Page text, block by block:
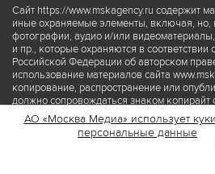
Сайт https://www.mskagency.ru содержит
иные охраняемые элементы, включая, но,
фотографии, аудио и/или
и пр., которые охраняются в соответствии
Российской Федерации об авторском
использование материалов сайта
копирование, распространение или
должно сопровождаться знаком копирайт
правообладателя © АО «Москва Медиа», а
www.mskagency.ru как на первоисточник
материалов сайта www.mskagency.ru не
АО «Москва Медиа» использует
персональные данные